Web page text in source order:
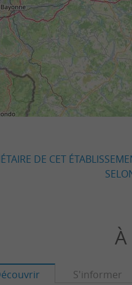
DE CET
À
S'informer